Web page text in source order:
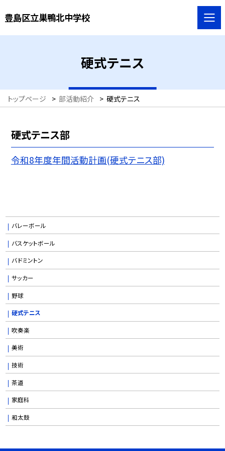
豊島区立巣鴨北中学校
硬式テニス
トップページ > 部活動紹介 > 硬式テニス
硬式テニス部
令和8年度年間活動計画(硬式テニス部)
バレーボール
バスケットボール
バドミントン
サッカー
野球
硬式テニス
吹奏楽
美術
技術
茶道
家庭科
和太鼓